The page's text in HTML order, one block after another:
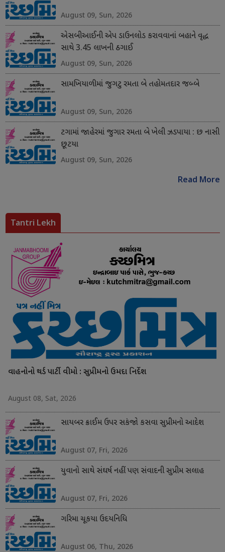
August 09, Sun, 2026
એસબીઆઈની એપ ડાઉનલોડ કરાવવાનાં બહાને વૃદ્ધ
સાથે 3.45 લાખની ઠગાઈ
August 09, Sun, 2026
સામખિયાળીમાં જુગટુ રમતા બે તહોમતદાર જબ્બે
August 09, Sun, 2026
ટગામાં જાહેરમાં જુગાર રમતા બે ખેલી ઝડપાયા : છ નાસી
છૂટયા
August 09, Sun, 2026
Read More
Tantri Lekh
વાહનોનો થર્ડ પાર્ટી વીમો : સુપ્રીમનો ઉમદા નિર્દેશ
August 08, Sat, 2026
સાયબર ક્રાઈમ ઉપર સકંજો કસવા સુપ્રીમનો આદેશ
August 07, Fri, 2026
યુવાનો સાથે સંઘર્ષ નહીં પણ સંવાદની સુપ્રીમ સલાહ
August 07, Fri, 2026
ગરિમા ચૂકયા ઉદયનિધિ
August 06, Thu, 2026